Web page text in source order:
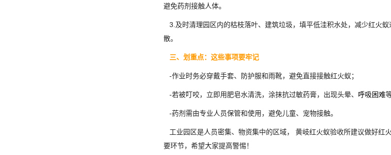
避免药剂接触人体。
3.及时清理园区内的枯枝落叶、建筑垃圾，填平低洼积水处，减少红火
散。
三、划重点：这些事项要牢记
-作业时务必穿戴手套、防护服和雨靴，避免直接接触红火蚁；
-若被叮咬，立即用肥皂水清洗，涂抹抗过敏药膏，出现头晕、 呼吸困难
-药剂需由专业人员保管和使用，避免儿童、宠物接触。
工业园区是人员密集、物资集中的区域， 黄岐红火蚁验收所建议做好红
要环节，希望大家提高警惕！